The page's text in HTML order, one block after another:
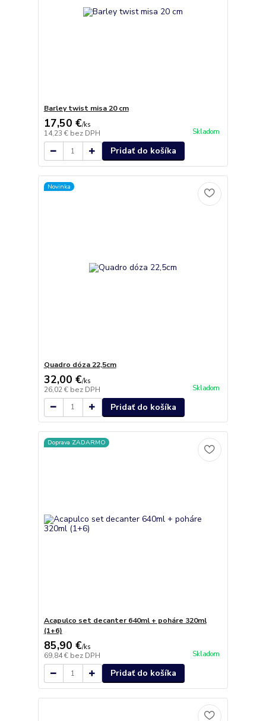
Barley twist misa 20 cm
17,50 €/ks
14,23 € bez DPH Skladom
Pridať do košíka
Novinka
Quadro dóza 22,5cm
32,00 €/ks
26,02 € bez DPH Skladom
Pridať do košíka
Doprava ZADARMO
Acapulco set decanter 640ml + poháre 320ml
(1+6)
85,90 €/ks
69,84 € bez DPH Skladom
Pridať do košíka